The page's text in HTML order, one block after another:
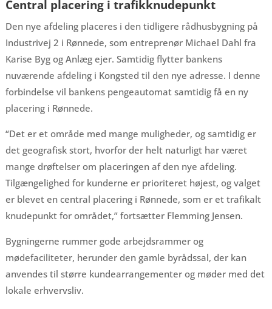
Central placering i trafikknudepunkt
Den nye afdeling placeres i den tidligere rådhusbygning på
Industrivej 2 i Rønnede, som entreprenør Michael Dahl fra
Karise Byg og Anlæg ejer. Samtidig flytter bankens
nuværende afdeling i Kongsted til den nye adresse. I denne
forbindelse vil bankens pengeautomat samtidig få en ny
placering i Rønnede.
“Det er et område med mange muligheder, og samtidig er
det geografisk stort, hvorfor der helt naturligt har været
mange drøftelser om placeringen af den nye afdeling.
Tilgængelighed for kunderne er prioriteret højest, og valget
er blevet en central placering i Rønnede, som er et trafikalt
knudepunkt for området,” fortsætter Flemming Jensen.
Bygningerne rummer gode arbejdsrammer og
mødefaciliteter, herunder den gamle byrådssal, der kan
anvendes til større kundearrangementer og møder med det
lokale erhvervsliv.